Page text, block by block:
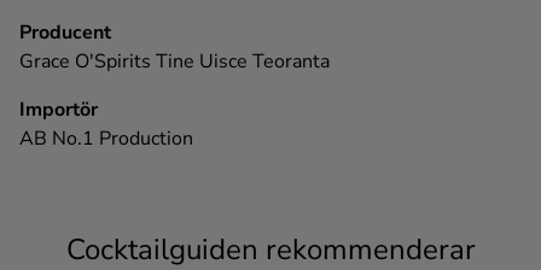
Producent
Grace O'Spirits Tine Uisce Teoranta
Importör
AB No.1 Production
Cocktailguiden rekommenderar